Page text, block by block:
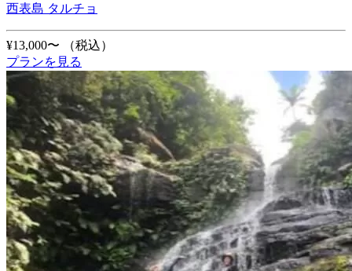
西表島 タルチョ
¥13,000〜
（税込）
プランを見る